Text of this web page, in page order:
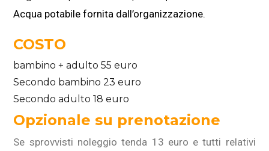
Acqua potabile fornita dall’organizzazione.
COSTO
bambino + adulto 55 euro
Secondo bambino 23 euro
Secondo adulto 18 euro
Opzionale su prenotazione
Se sprovvisti noleggio tenda 13 euro e tutti relativi